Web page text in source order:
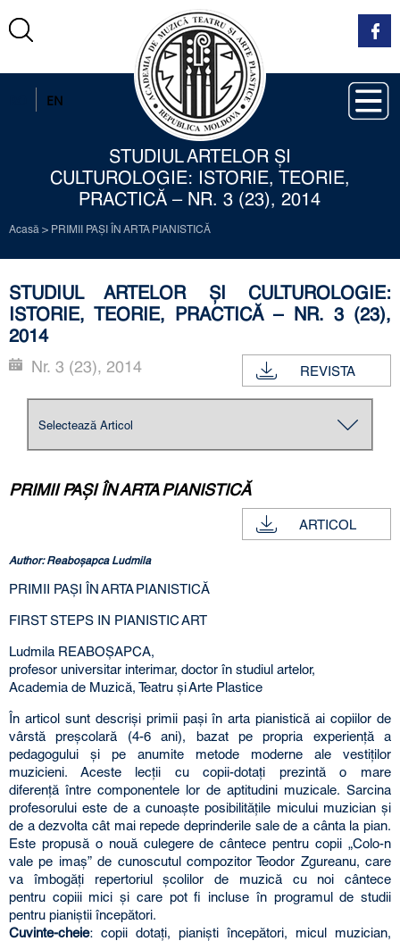
EN
STUDIUL ARTELOR ŞI
CULTUROLOGIE: ISTORIE, TEORIE,
PRACTICĂ – NR. 3 (23), 2014
Acasă > PRIMII PAŞI ÎN ARTA PIANISTICĂ
STUDIUL ARTELOR ŞI CULTUROLOGIE:
ISTORIE, TEORIE, PRACTICĂ – NR. 3 (23),
2014
REVISTA
Nr. 3 (23), 2014
PRIMII PAŞI ÎN ARTA PIANISTICĂ
ARTICOL
Author: Reaboşapca Ludmila
PRIMII PAŞI ÎN ARTA PIANISTICĂ
FIRST STEPS IN PIANISTIC ART
Ludmila REABOŞAPCA,
profesor universitar interimar, doctor în studiul artelor,
Academia de Muzică, Teatru şi Arte Plastice
În articol sunt descrişi primii paşi în arta pianistică ai copiilor de
vârstă preşcolară (4-6 ani), bazat pe propria experienţă a
pedagogului şi pe anumite metode moderne ale vestiţilor
muzicieni. Aceste lecţii cu copii-dotaţi prezintă o mare
diferenţă între componentele lor de aptitudini muzicale. Sarcina
profesorului este de a cunoaşte posibilităţile micului muzician şi
de a dezvolta cât mai repede deprinderile sale de a cânta la pian.
Este propusă o nouă culegere de cântece pentru copii „Colo-n
vale pe imaş” de cunoscutul compozitor Teodor Zgureanu, care
va îmbogăţi repertoriul şcolilor de muzică cu noi cântece
pentru copiii mici şi care pot fi incluse în programul de studii
pentru pianiştii începători.
Cuvinte-cheie: copii dotaţi, pianişti începători, micul muzician,